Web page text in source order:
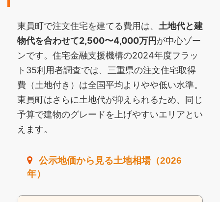
東員町で注文住宅を建てる費用は、 土地代と建
物代を合わせて2,500〜4,000万円が中心ゾー
ンです。住宅金融支援機構の2024年度フラッ
ト35利用者調査では、三重県の注文住宅取得
費（土地付き）は全国平均よりやや低い水準。
東員町はさらに土地代が抑えられるため、同じ
予算で建物のグレードを上げやすいエリアとい
えます。
公示地価から見る土地相場（2026
年）